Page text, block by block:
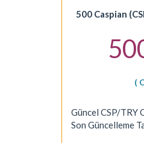
500 Caspian
(
Güncel CSP/TRY
Son Güncelleme